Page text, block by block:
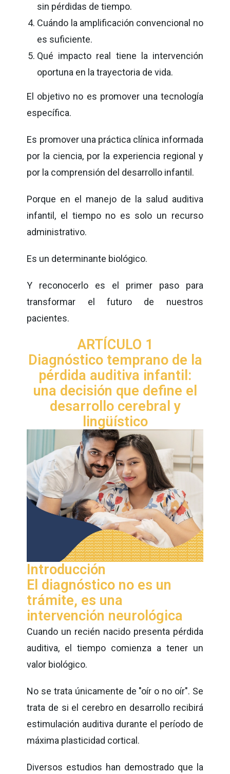
sin pérdidas de tiempo.
Cuándo la amplificación convencional no
es suficiente.
Qué impacto real tiene la intervención
oportuna en la trayectoria de vida.
El objetivo no es promover una tecnología
específica.
Es promover una práctica clínica informada
por la ciencia, por la experiencia regional y
por la comprensión del desarrollo infantil.
Porque en el manejo de la salud auditiva
infantil, el tiempo no es solo un recurso
administrativo.
Es un determinante biológico.
Y reconocerlo es el primer paso para
transformar el futuro de nuestros
pacientes.
ARTÍCULO 1
Diagnóstico temprano de la
pérdida auditiva infantil:
una decisión que define el
desarrollo cerebral y
lingüístico
Introducción
El diagnóstico no es un
trámite, es una
intervención neurológica
Cuando un recién nacido presenta pérdida
auditiva, el tiempo comienza a tener un
valor biológico.
No se trata únicamente de "oír o no oír". Se
trata de si el cerebro en desarrollo recibirá
estimulación auditiva durante el período de
máxima plasticidad cortical.
Diversos estudios han demostrado que la